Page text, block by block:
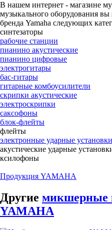
В нашем интернет - магазине
музыкального оборудования
бренда Yamaha следующих
синтезаторы
рабочие станции
пианино акустические
пианино цифровые
электрогитары
бас-гитары
гитарные комбоусилители
скрипки акустические
электроскрипки
саксофоны
блок-флейты
флейты
электронные ударные установки
акустические ударные
ксилофоны
Продукция YAMAHA
Другие микшерные
YAMAHA